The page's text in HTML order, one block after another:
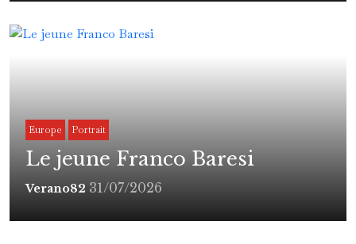
Europe Portrait
Le jeune Franco Baresi
Verano82 31/07/2026